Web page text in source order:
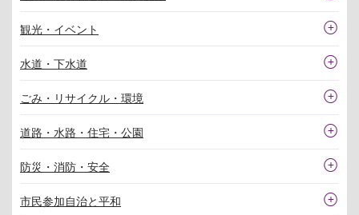
観光・イベント
水道・下水道
ごみ・リサイクル・環境
道路・水路・住宅・公園
防災・消防・安全
市民参加自治と平和